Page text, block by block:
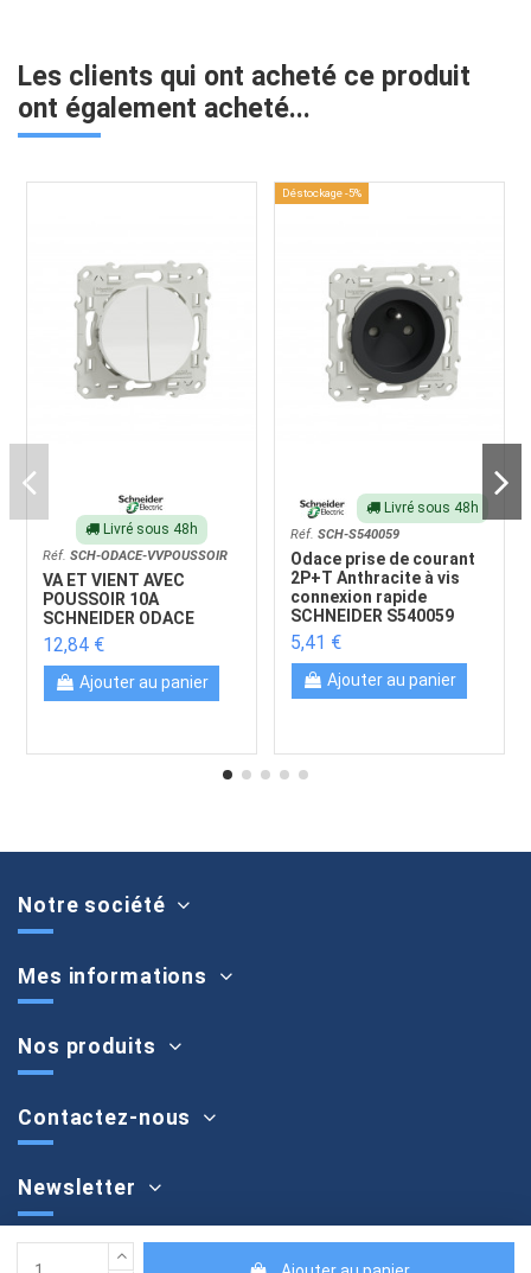
Les clients qui ont acheté ce produit
ont également acheté...
Livré sous 48h
Réf.SCH-ODACE-VVPOUSSOIR
VA ET VIENT AVEC
POUSSOIR 10A
SCHNEIDER ODACE
12,84 €
Ajouter au panier
Déstockage -5%
Livré sous 48h
Réf.SCH-S540059
Odace prise de courant
2P+T Anthracite à vis
connexion rapide
SCHNEIDER S540059
5,41 €
Ajouter au panier
Notre société
Mes informations
Nos produits
Contactez-nous
Newsletter